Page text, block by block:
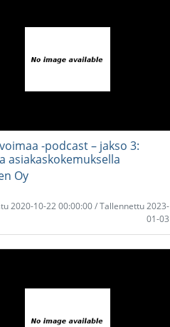
-podcast – jakso 3:
asiakaskokemuksella
Oy
2020-10-22 00:00:00 / Tallennettu 2023-
01-03